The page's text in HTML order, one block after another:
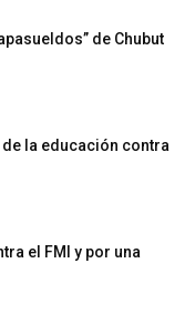
de Chubut
la educación contra
el FMI y por una